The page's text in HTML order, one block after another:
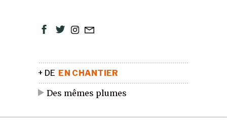
+ DE EN CHANTIER
Des mêmes plumes